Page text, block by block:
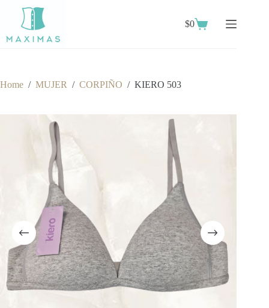
content
Shopping
$0
Home / MUJER / CORPIÑO / KIERO 503